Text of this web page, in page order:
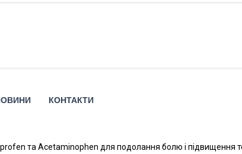
КОНТАКТИ
та Acetaminophen для подолання болю і підвищення